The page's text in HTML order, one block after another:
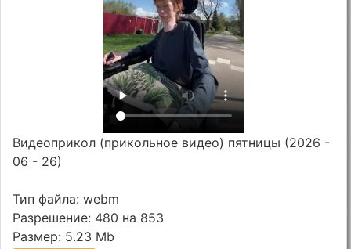
Видеоприкол (прикольное видео) пятницы (2026 -
06 - 26)
Тип файла: webm
Разрешение: 480 на 853
Размер: 5.23 Mb